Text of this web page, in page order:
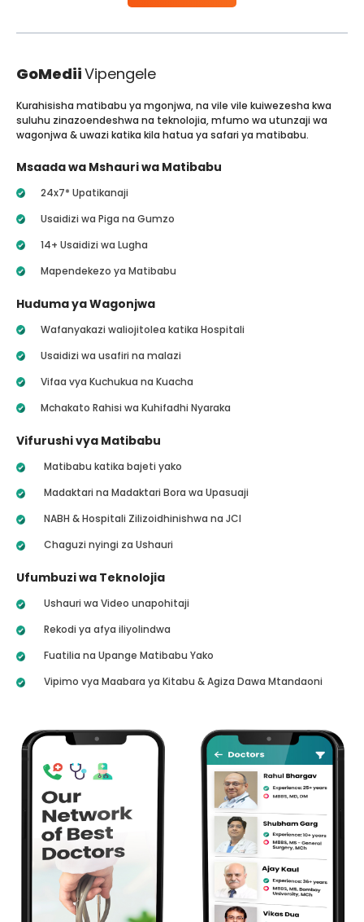
GoMediiVipengele
Kurahisisha matibabu ya mgonjwa, na vile vile kuiwezesha kwa
suluhu zinazoendeshwa na teknolojia, mfumo wa utunzaji wa
wagonjwa & uwazi katika kila hatua ya safari ya matibabu.
Msaada wa Mshauri wa Matibabu
24x7* Upatikanaji
Usaidizi wa Piga na Gumzo
14+ Usaidizi wa Lugha
Mapendekezo ya Matibabu
Huduma ya Wagonjwa
Wafanyakazi waliojitolea katika Hospitali
Usaidizi wa usafiri na malazi
Vifaa vya Kuchukua na Kuacha
Mchakato Rahisi wa Kuhifadhi Nyaraka
Vifurushi vya Matibabu
Matibabu katika bajeti yako
Madaktari na Madaktari Bora wa Upasuaji
NABH & Hospitali Zilizoidhinishwa na JCI
Chaguzi nyingi za Ushauri
Ufumbuzi wa Teknolojia
Ushauri wa Video unapohitaji
Rekodi ya afya iliyolindwa
Fuatilia na Upange Matibabu Yako
Vipimo vya Maabara ya Kitabu & Agiza Dawa Mtandaoni